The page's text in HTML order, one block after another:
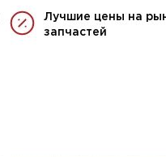
Лучшие цены на
запчастей